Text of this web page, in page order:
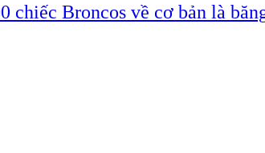
chiếc Broncos về cơ bản là